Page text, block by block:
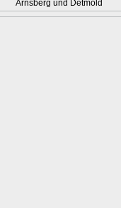
Arnsberg und Detmold